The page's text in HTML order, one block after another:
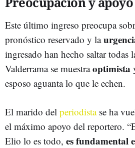
Este último ingreso preocupa
pronóstico reservado y la
ingresado han hecho saltar todas
Valderrama se muestraoptimista
esposo aguanta lo que le echen.
El marido del periodistase ha
el máximo apoyo del reportero.
Elio lo es todo, es fundamental